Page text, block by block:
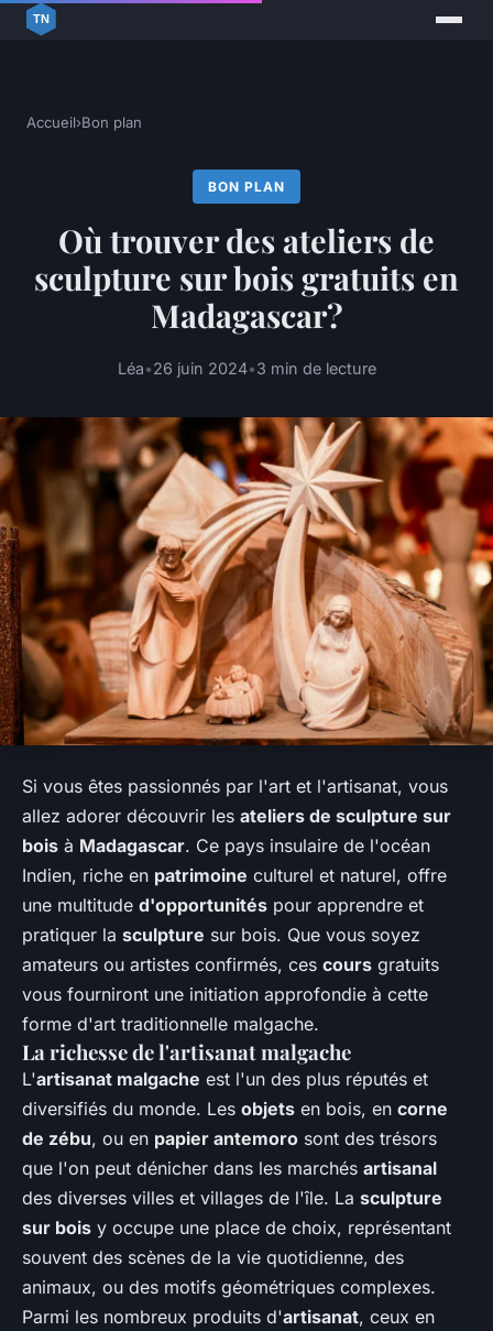
Accueil›Bon plan
BON PLAN
Où trouver des ateliers de
sculpture sur bois gratuits en
Madagascar?
Léa•26 juin 2024•3 min de lecture
Si vous êtes passionnés par l'art et l'artisanat, vous
allez adorer découvrir les ateliers de sculpture sur
bois à Madagascar. Ce pays insulaire de l'océan
Indien, riche en patrimoine culturel et naturel, offre
une multitude d'opportunités pour apprendre et
pratiquer la sculpture sur bois. Que vous soyez
amateurs ou artistes confirmés, ces cours gratuits
vous fourniront une initiation approfondie à cette
forme d'art traditionnelle malgache.
La richesse de l'artisanat malgache
L'artisanat malgache est l'un des plus réputés et
diversifiés du monde. Les objets en bois, en corne
de zébu, ou en papier antemoro sont des trésors
que l'on peut dénicher dans les marchés artisanal
des diverses villes et villages de l'île. La sculpture
sur bois y occupe une place de choix, représentant
souvent des scènes de la vie quotidienne, des
animaux, ou des motifs géométriques complexes.
Parmi les nombreux produits d'artisanat, ceux en